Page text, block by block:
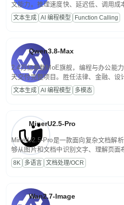
文能力。推理速度快、延迟低、调用成
高并发、轻量化任务，适合日常对话、
文案处理等普惠刚需场景。
文本生成 AI 编程模型 Function Calling
Qwen3.8-Max
2.4万亿参数MoE旗舰，编程与办公能
天交付完整项目。胜任法律、金融、设
话端到端交付生产级成果。原生视觉理
程，支持超长文档与长视频的深度语义
文本生成 AI 编程模型 多模态
MinerU2.5-Pro
MinerU2.5-Pro是一款面向复杂文档解
够从图片和文档中识别文字、理解页面
为便于存储、检索和二次处理的结构化
8K 多语言 文档处理/OCR
Wan2.7-Image